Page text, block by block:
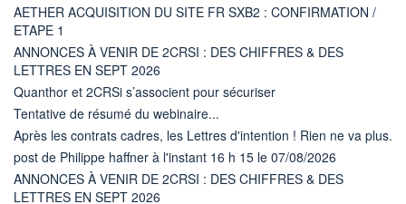
AETHER ACQUISITION DU SITE FR SXB2 : CONFIRMATION /
ETAPE 1
ANNONCES À VENIR DE 2CRSI : DES CHIFFRES & DES
LETTRES EN SEPT 2026
Quanthor et 2CRSi s’associent pour sécuriser
Tentative de résumé du webinaire...
Après les contrats cadres, les Lettres d'intention ! Rien ne va plus.
post de Philippe haffner à l'instant 16 h 15 le 07/08/2026
ANNONCES À VENIR DE 2CRSI : DES CHIFFRES & DES
LETTRES EN SEPT 2026